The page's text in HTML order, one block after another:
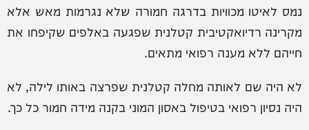
נמס לאיטו מכוויות בדרגה חמורה שלא נגרמות מאש אלא
מקרינה רדיואקטיבית קטלנית שפגעה באלפים שקיפחו את
חייהם ללא מענה רפואי מתאים.
לא היה שם לאותה מחלה קטלנית שפרצה באותו לילה, לא
היה נסיון רפואי בטיפול באסון המוני בקנה מידה חמור כל כך.